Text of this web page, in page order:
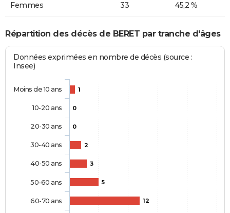
Femmes 33 45,2 %
Répartition des décès de BERET par tranche d'âges
Données exprimées en nombre de décès (source :
Insee)
1
0
0
2
3
5
12
Moins de 10 ans
10-20 ans
20-30 ans
30-40 ans
40-50 ans
50-60 ans
60-70 ans